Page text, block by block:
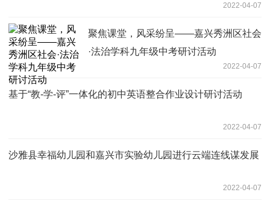
2022-04-07
聚焦课堂，风采纷呈——嘉兴秀洲区社会
·法治学科九年级中考研讨活动
2022-04-07
基于“教-学-评”一体化的初中英语整合作业设计研讨活动
2022-04-07
沙雅县幸福幼儿园和嘉兴市实验幼儿园进行云端连线谋发展
2022-04-07